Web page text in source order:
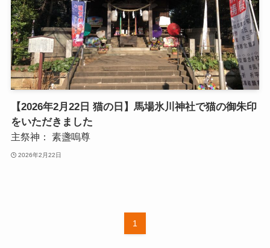
【2026年2月22日 猫の日】馬場氷川神社で猫の御朱印
をいただきました
主祭神： 素盞嗚尊
2026年2月22日
1